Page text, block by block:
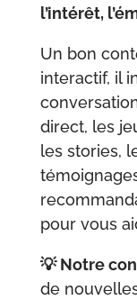
l’intérêt,
Un bon
interactif, il
direct, les
les stories,
pour vous
💡 Notre
de